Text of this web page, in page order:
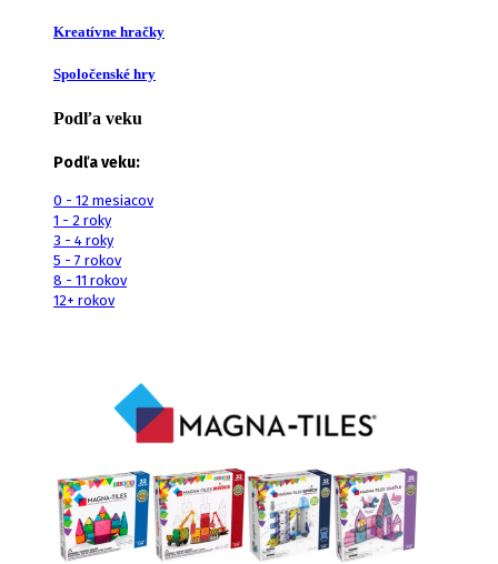
Kreatívne hračky
Spoločenské hry
Podľa veku
Podľa veku:
0 - 12 mesiacov
1 - 2 roky
3 - 4 roky
5 - 7 rokov
8 - 11 rokov
12+ rokov